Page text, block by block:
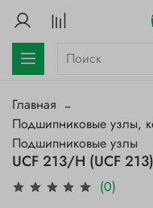
Главная
Подшипниковые узлы,
Подшипниковые узлы
UCF 213/H (UCF
(0)